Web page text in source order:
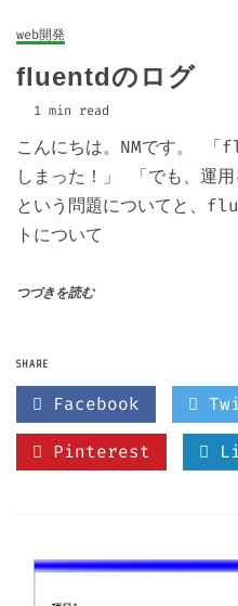
web開発
fluentdのログ
1 min read
こんにちは。NMです。
しまった！」 「でも、運用
という問題についてと、
トについて
つづきを読む
SHARE
Facebook
Pinterest